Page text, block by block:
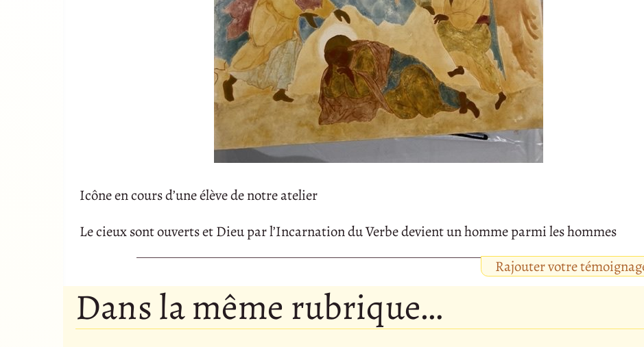
Icône en cours d’une élève de notre atelier
Le cieux sont ouverts et Dieu par l’Incarnation du Verbe devient un homme parmi les hommes
Rajouter votre
Dans la même rubrique…